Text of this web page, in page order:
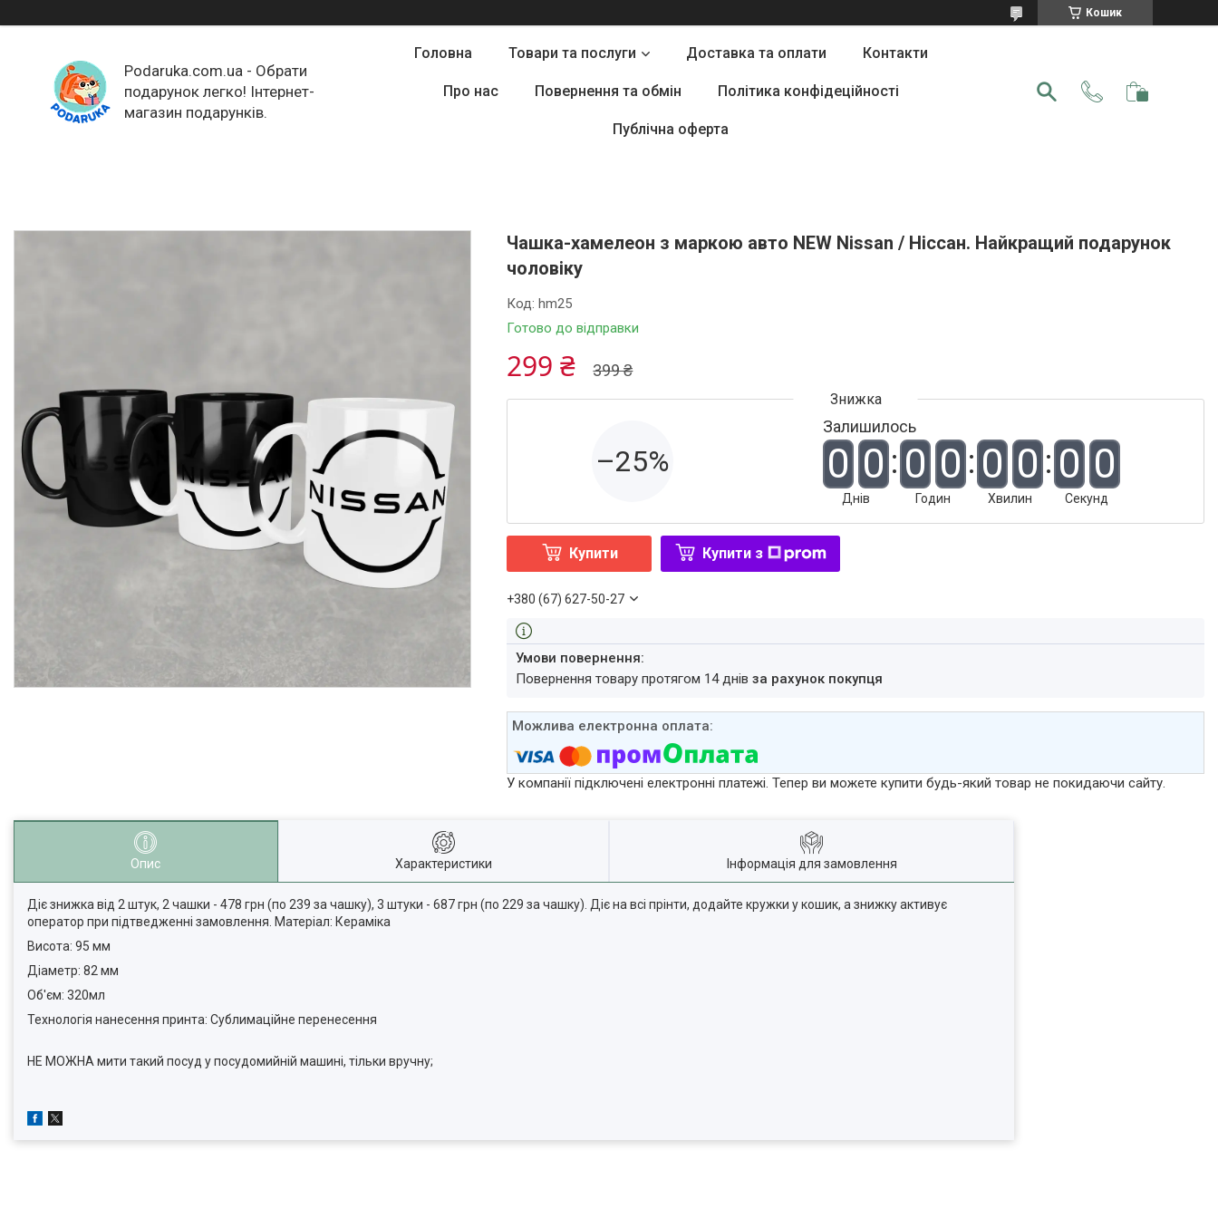
Кошик
Podaruka.com.ua - Обрати
подарунок легко! Інтернет-
магазин подарунків.
Головна Товари та послуги Доставка та оплати Контакти
Про нас Повернення та обмін Політика конфідеційності
Публічна оферта
Чашка-хамелеон з маркою авто NEW Nissan / Ніссан. Найкращий подарунок
чоловіку
Готово до відправки
Код:hm25
399 ₴
299 ₴
–25%
Залишилось
0 0
Днів
0 0
Годин
0 0
Хвилин
0 0
Секунд
Купити Купити з
+380 (67) 627-50-27
повернення товару протягом 14 днівза рахунок покупця
У компанії підключені електронні платежі. Тепер ви можете купити будь-який товар не покидаючи сайту.
Опис Характеристики Інформація для замовлення
Діє знижка від 2 штук, 2 чашки - 478 грн (по 239 за чашку), 3 штуки - 687 грн (по 229 за чашку). Діє на всі прінти, додайте кружки у кошик, а знижку активує
оператор при підтведженні замовлення. Матеріал: Кераміка
Висота: 95 мм
Діаметр: 82 мм
Об'єм: 320мл
Технологія нанесення принта: Сублимаційне перенесення
НЕ МОЖНА мити такий посуд у посудомийній машині, тільки вручну;